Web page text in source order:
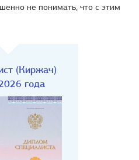
не понимать, что с этим
(Киржач)
года